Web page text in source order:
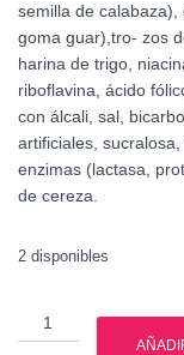
semilla de calabaza),
goma guar),tro- zos
harina de trigo,
riboflavina, ácido
con álcali, sal,
artificiales,
enzimas (lactasa,
de cereza.
2 disponibles
MUTANT
MASS